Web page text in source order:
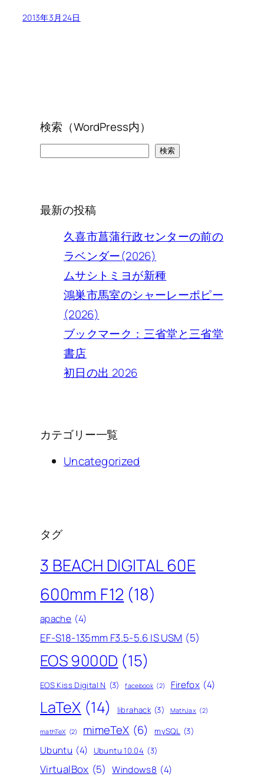
2013年3月24日
検索（WordPress内）
検索
最新の投稿
久喜市菖蒲行政センターの前の
ラベンダー(2026)
ムサシトミヨが新種
鴻巣市馬室のシャーレーポピー
(2026)
ブックマーク：三省堂と三省堂
書店
初日の出 2026
カテゴリー一覧
Uncategorized
タグ
3 BEACH DIGITAL 60E
600mm F12 (18)
apache (4)
EF-S18-135mm F3.5-5.6 IS USM (5)
EOS 9000D (15)
EOS Kiss Digital N (3) facebook (2) Firefox (4)
LaTeX (14) librahack (3) MathJax (2)
mathTeX (2) mimeTeX (6) mySQL (3)
Ubuntu (4) Ubuntu 10.04 (3)
VirtualBox (5) Windows8 (4)